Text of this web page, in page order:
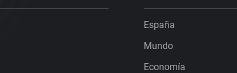
España
Mundo
Economía